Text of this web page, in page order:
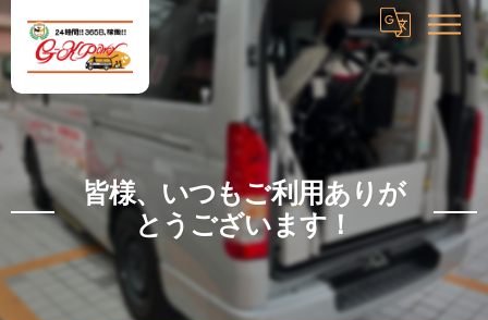
皆様、いつもご利用ありが
とうございます！